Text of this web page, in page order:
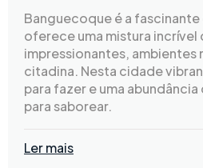
Banguecoque é a
oferece uma mistura incrível
impressionantes, ambientes
citadina. Nesta cidade
para fazer e uma
para saborear.
Ler mais